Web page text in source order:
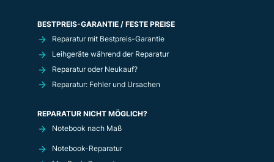
BESTPREIS-GARANTIE / FESTE PREISE
Reparatur mit Bestpreis-Garantie
Leihgeräte während der Reparatur
Reparatur oder Neukauf?
Reparatur: Fehler und Ursachen
REPARATUR NICHT MÖGLICH?
Notebook nach Maß
Notebook-Reparatur